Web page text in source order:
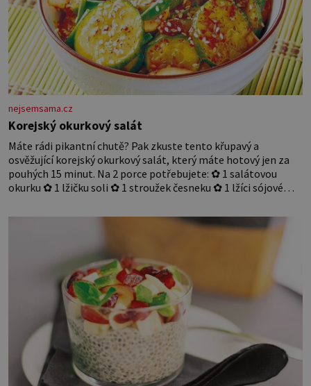
nejsemsama.cz
Korejský okurkový salát
Máte rádi pikantní chutě? Pak zkuste tento křupavý a
osvěžující korejský okurkový salát, který máte hotový jen za
pouhých 15 minut. Na 2 porce potřebujete: ✿ 1 salátovou
okurku ✿ 1 lžičku soli ✿ 1 stroužek česneku ✿ 1 lžíci sójové
1 lžičku chilli ✿ 1 lžičku cukru ✿ 1 jarní cibulku ✿ 1 lžíci